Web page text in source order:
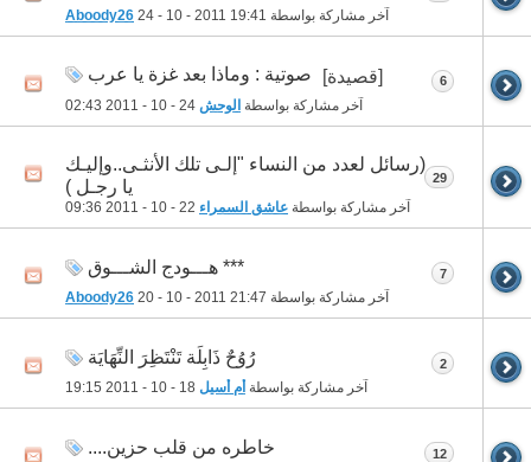
آخر مشاركة بواسطة Aboody26 24 - 10 - 2011 19:41
[قصيدة] صوتية : وماذا بعد غزة يا عرب
آخر مشاركة بواسطة الوحش 02:43
6
(رسائل لعدد من النساء "إلـى تلك الأنثـى..وإليـك
يا رجـل )
آخر مشاركة بواسطة عاشق السمراء 09:36
29
*** هـــودج الشـــوق
آخر مشاركة بواسطة Aboody26 20 - 10 - 2011 21:47
7
رُوُحٌ ذَابِلَة تَنْتَظِرَ النِّهَايَة
آخر مشاركة بواسطة أم أسيل 19:15
2
خاطره من قلب حزين.... 12